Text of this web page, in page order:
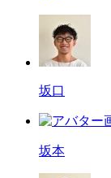
坂口
坂本